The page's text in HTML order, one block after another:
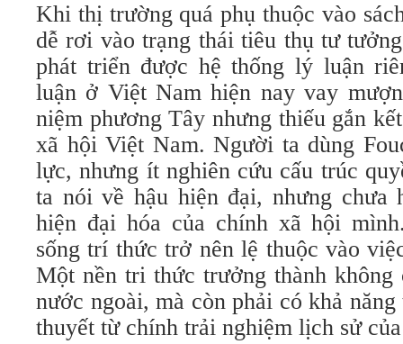
Khi thị trường quá phụ thuộc vào
dễ rơi vào trạng thái tiêu thụ tư
phát triển được hệ thống lý luận
luận ở Việt Nam hiện nay vay
niệm phương Tây nhưng thiếu gắn
xã hội Việt Nam. Người ta dùng
lực, nhưng ít nghiên cứu cấu trúc
ta nói về hậu hiện đại, nhưng chưa
hiện đại hóa của chính xã hội
sống trí thức trở nên lệ thuộc vào
Một nền tri thức trưởng thành
nước ngoài, mà còn phải có khả
thuyết từ chính trải nghiệm lịch sử